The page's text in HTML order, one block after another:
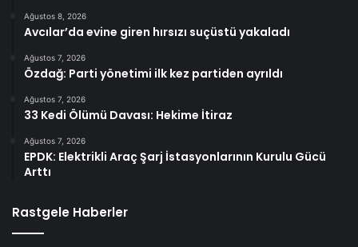
Ağustos 8, 2026
Avcılar’da evine giren hırsızı suçüstü yakaladı
Ağustos 7, 2026
Özdağ: Parti yönetimi ilk kez partiden ayrıldı
Ağustos 7, 2026
33 Kedi Ölümü Davası: Hekime İtiraz
Ağustos 7, 2026
EPDK: Elektrikli Araç Şarj İstasyonlarının Kurulu Gücü
Arttı
Rastgele Haberler